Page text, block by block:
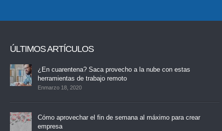
ÚLTIMOS ARTÍCULOS
¿En cuarentena? Saca provecho a la nube con estas
herramientas de trabajo remoto
Enmarzo 18, 2020
Cómo aprovechar el fin de semana al máximo para crear
empresa